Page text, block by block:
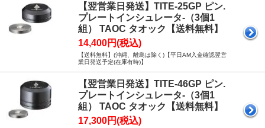
【翌営業日発送】TITE-25GP ピン.
プレートインシュレータ-（3個1
組） TAOC タオック【送料無料】
14,400円(税込)
【送料無料】(沖縄、離島は除く)【平日AM入金確認翌営
業日発送予定(在庫有時)】
【翌営業日発送】TITE-46GP ピン.
プレートインシュレータ-（3個1
組） TAOC タオック【送料無料】
17,300円(税込)